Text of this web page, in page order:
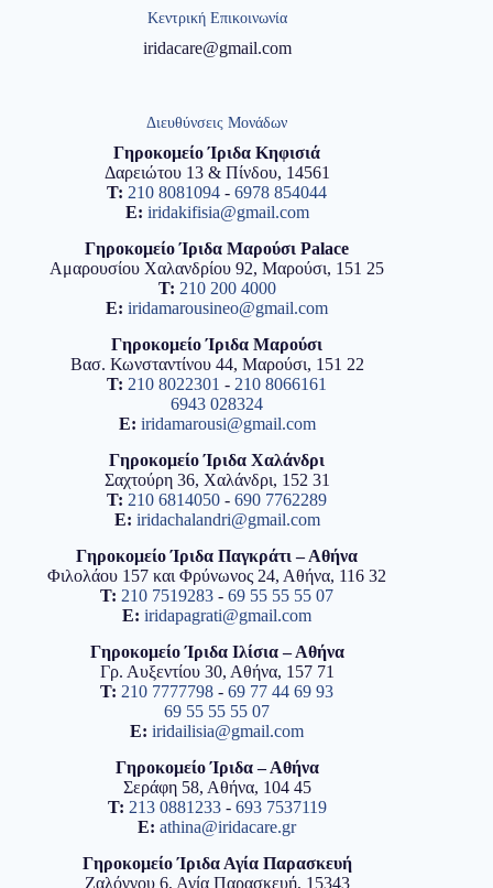
Κεντρική Επικοινωνία
iridacare@gmail.com
Διευθύνσεις Μονάδων
Γηροκομείο Ίριδα Κηφισιά
Δαρειώτου 13 & Πίνδου, 14561
T: 210 8081094 -6978 854044
E: iridakifisia@gmail.com
Γηροκομείο Ίριδα Μαρούσι Palace
Αμαρουσίου Χαλανδρίου 92, Μαρούσι, 151 25
T: 210 200 4000
E: iridamarousineo@gmail.com
Γηροκομείο Ίριδα Μαρούσι
Βασ. Κωνσταντίνου 44, Μαρούσι, 151 22
T: 210 8022301 - 210 8066161
6943 028324
E: iridamarousi@gmail.com
Γηροκομείο Ίριδα Χαλάνδρι
Σαχτούρη 36, Χαλάνδρι, 152 31
T: 210 6814050 -690 7762289
E: iridachalandri@gmail.com
Γηροκομείο Ίριδα Παγκράτι – Αθήνα
Φιλολάου 157 και Φρύνωνος 24, Αθήνα, 116 32
T: 210 7519283 -69 55 55 55 07
E: iridapagrati@gmail.com
Γηροκομείο Ίριδα Ιλίσια – Αθήνα
Γρ. Αυξεντίου 30, Αθήνα, 157 71
T: 210 7777798 -69 77 44 69 93
69 55 55 55 07
E: iridailisia@gmail.com
Γηροκομείο Ίριδα – Αθήνα
Σεράφη 58, Αθήνα, 104 45
T: 213 0881233- 693 7537119
E: athina@iridacare.gr
Γηροκομείο Ίριδα Αγία Παρασκευή
Ζαλόγγου 6, Αγία Παρασκευή, 15343